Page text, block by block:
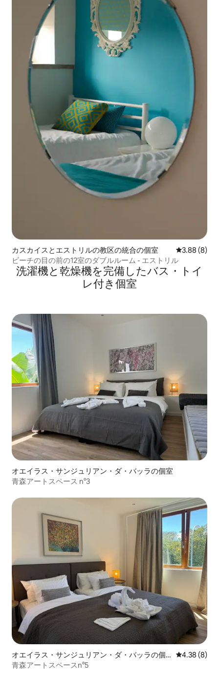
カスカイスとエストリルの教区の統合の個室 レビュー8
3.88 (8)
ビーチの目の前の12室のダブルルーム - エストリル
洗濯機と乾燥機を完備したバス・トイ
レ付き個室
オエイラス・サンジュリアン・ダ・バッラの個室
青森アートスペース n°3
オエイラス・サンジュリアン・ダ・バッラの個
室
レビュー8
4.38 (8)
青森アートスペースn°5